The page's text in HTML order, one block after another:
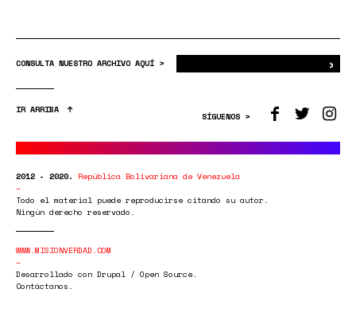
CONSULTA NUESTRO ARCHIVO AQUÍ > ›
IR ARRIBA
SÍGUENOS >
2012 - 2020. República Bolivariana de Venezuela
Todo el material puede reproducirse citando su autor.
Ningún derecho reservado.
WWW.MISIONVERDAD.COM
Desarrollado con Drupal / Open Source.
Contáctanos.